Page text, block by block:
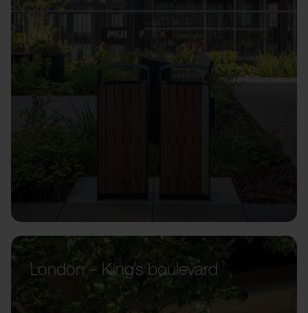
London – King's boulevard